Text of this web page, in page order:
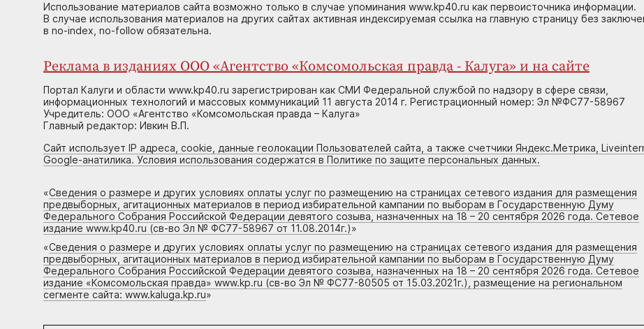
Использование материалов сайта возможно только в случае упоминания www.kp40.ru как первоисточника информации.
В случае использования материалов на других сайтах активная индексируемая ссылка на главную страницу без
в no-index, no-follow обязательна.
Реклама в изданиях ООО «Агентство «Комсомольская правда - Калуга» и на сайте
Портал Калуги и области www.kp40.ru зарегистрирован как СМИ Федеральной службой по надзору в сфере связи,
информационных технологий и массовых коммуникаций 11 августа 2014 г. Регистрационный номер: Эл №ФС77-58967
Учредитель: ООО «Агентство «Комсомольская правда – Калуга»
Главный редактор: Ивкин В.П.
Сайт использует IP адреса, cookie, данные геолокации Пользователей сайта, а также счетчики Яндекс.Метрика,
Google-анатилика. Условия использования содержатся в Политике по защите персональных данных.
«Сведения о размере и других условиях оплаты услуг по размещению на страницах сетевого издания для размещения
предвыборных, агитационных материалов в период избирательной кампании по выборам в Государственную Думу
Федерального Собрания Российской Федерации девятого созыва, назначенных на 18 – 20 сентября 2026 года. Сетевое
издание www.kp40.ru (св-во Эл № ФС77-58967 от 11.08.2014г.)»
«Сведения о размере и других условиях оплаты услуг по размещению на страницах сетевого издания для размещения
предвыборных, агитационных материалов в период избирательной кампании по выборам в Государственную Думу
Федерального Собрания Российской Федерации девятого созыва, назначенных на 18 – 20 сентября 2026 года. Сетевое
издание «Комсомольская правда» www.kp.ru (св-во Эл № ФС77-80505 от 15.03.2021г.), размещение на региональном
сегменте сайта: www.kaluga.kp.ru»